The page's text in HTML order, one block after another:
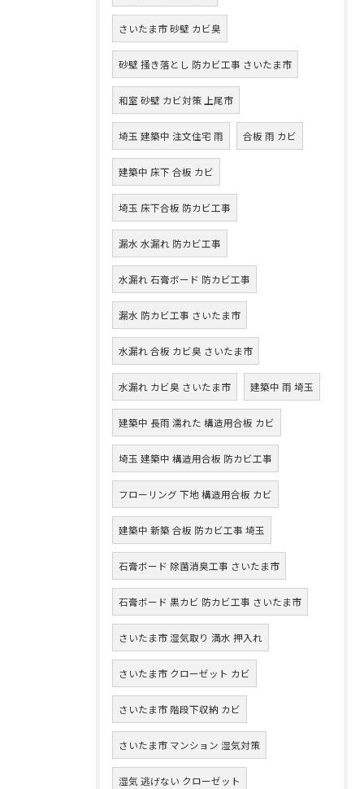
さいたま市 砂壁 カビ臭
砂壁 掻き落とし 防カビ工事 さいたま市
和室 砂壁 カビ対策 上尾市
埼玉 建築中 注文住宅 雨 合板 雨 カビ
建築中 床下 合板 カビ
埼玉 床下合板 防カビ工事
漏水 水漏れ 防カビ工事
水漏れ 石膏ボード 防カビ工事
漏水 防カビ工事 さいたま市
水漏れ 合板 カビ臭 さいたま市
水漏れ カビ臭 さいたま市 建築中 雨 埼玉
建築中 長雨 濡れた 構造用合板 カビ
埼玉 建築中 構造用合板 防カビ工事
フローリング 下地 構造用合板 カビ
建築中 新築 合板 防カビ工事 埼玉
石膏ボード 除菌消臭工事 さいたま市
石膏ボード 黒カビ 防カビ工事 さいたま市
さいたま市 湿気取り 満水 押入れ
さいたま市 クローゼット カビ
さいたま市 階段下収納 カビ
さいたま市 マンション 湿気対策
湿気 逃げない クローゼット